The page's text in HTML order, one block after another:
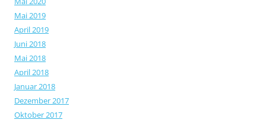
Mai 2019
April 2019
Juni 2018
Mai 2018
April 2018
Januar 2018
Dezember 2017
Oktober 2017